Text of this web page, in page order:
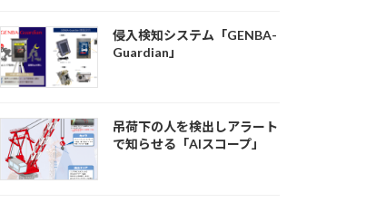
侵入検知システム「GENBA-
Guardian」
吊荷下の人を検出しアラート
で知らせる「AIスコープ」